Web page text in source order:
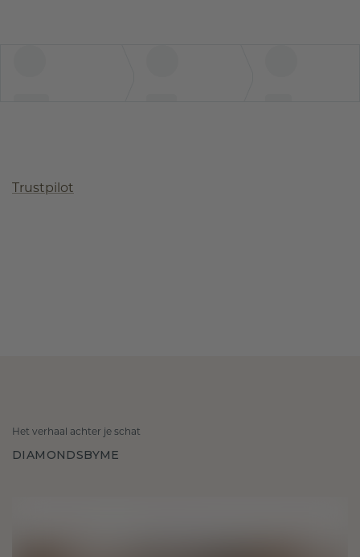
Trustpilot
Het verhaal achter je schat
DIAMONDSBYME